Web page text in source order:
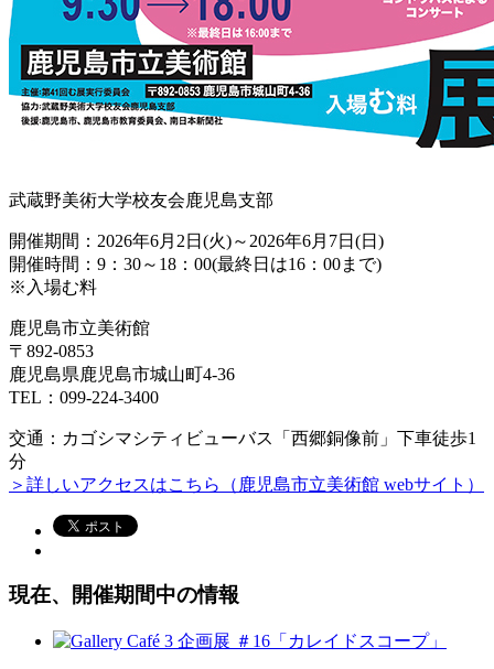
武蔵野美術大学校友会鹿児島支部
開催期間：2026年6月2日(火)～2026年6月7日(日)
開催時間：9：30～18：00(最終日は16：00まで)
※入場む料
鹿児島市立美術館
〒892-0853
鹿児島県鹿児島市城山町4-36
TEL：099-224-3400
交通：カゴシマシティビューバス「西郷銅像前」下車徒歩1
分
＞詳しいアクセスはこちら（鹿児島市立美術館 webサイト）
現在、開催期間中の情報